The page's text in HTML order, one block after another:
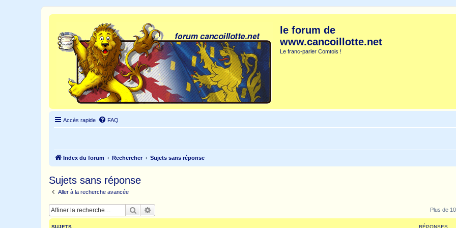
le forum de
www.cancoillotte.net
Le franc-parler Comtois !
Accès rapide FAQ
Index du forum Rechercher Sujets sans réponse
Sujets sans réponse
Aller à la recherche avancée
Rechercher Plus de
SUJETS RÉPONSES